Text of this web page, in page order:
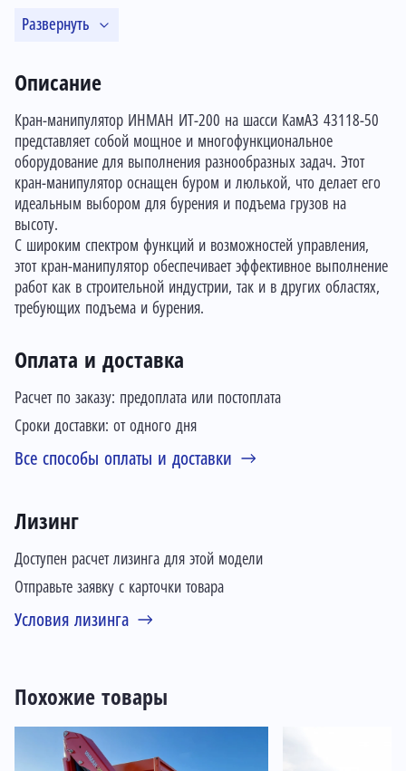
Развернуть
Оплата и доставка
Расчет по заказу: предоплата или постоплата
Сроки доставки: от одного дня
Все способы оплаты и доставки
Лизинг
Доступен расчет лизинга для этой модели
Отправьте заявку с карточки товара
Условия лизинга
Описание
Кран-манипулятор ИНМАН ИТ-200 на шасси КамАЗ 43118-50
представляет собой мощное и многофункциональное
оборудование для выполнения разнообразных задач. Этот
кран-манипулятор оснащен буром и люлькой, что делает его
идеальным выбором для бурения и подъема грузов на
высоту.
С широким спектром функций и возможностей управления,
этот кран-манипулятор обеспечивает эффективное выполнение
работ как в строительной индустрии, так и в других областях,
требующих подъема и бурения.
Похожие товары